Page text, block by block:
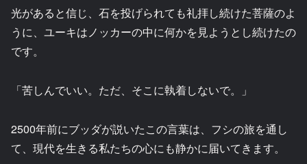
光があると信じ、石を投げられても礼拝し続けた菩薩のよ
うに、ユーキはノッカーの中に何かを見ようとし続けたの
です。
「苦しんでいい。ただ、そこに執着しないで。」
2500年前にブッダが説いたこの言葉は、フシの旅を通し
て、現代を生きる私たちの心にも静かに届いてきます。